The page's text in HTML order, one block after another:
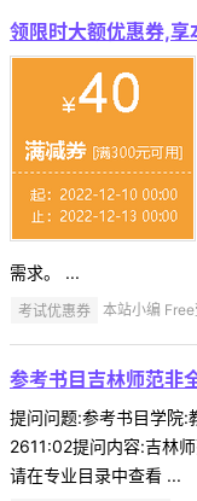
领限时大额优惠券,
需求。 ...
考试优惠券 本站小编
参考书目吉林师范非
提问问题:参考书目学院
2611:02提问内容:吉林
请在专业目录中查看 ...